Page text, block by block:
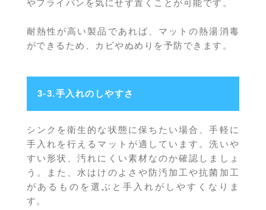
やフライパンを気にせず置くことが可能です。
耐熱性が高い製品であれば、マットの熱湯消毒
ができるため、カビやぬめりを予防できます。
3-3.手入れのしやすさ
シンクを衛生的な状態に保ちたい場合、手軽に
手入れを行えるマットが適しています。洗いや
すい形状、汚れにくい素材なのか確認しましょ
う。また、水はけのよさや防汚加工や抗菌加工
があるものを選ぶと手入れがしやすくなりま
す。